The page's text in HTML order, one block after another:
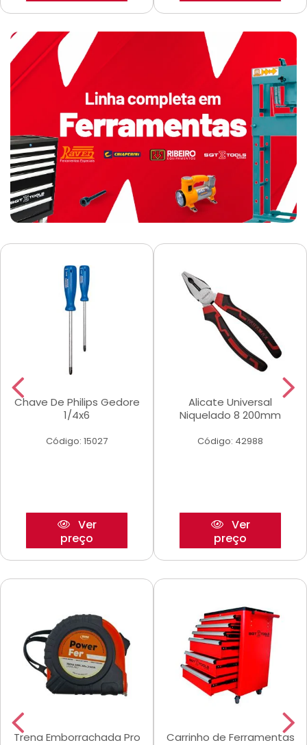
Chave De Philips Gedore
1/4x6
Código: 15027
Ver
preço
Alicate Universal
Niquelado 8 200mm
Código: 42988
Ver
preço
Trena Emborrachada Pro
Carrinho de Ferramentas